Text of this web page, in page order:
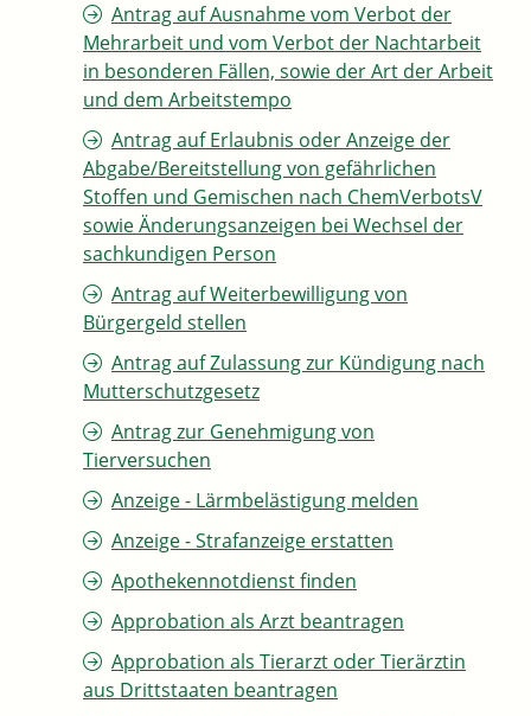
Antrag auf Ausnahme vom Verbot der
Mehrarbeit und vom Verbot der Nachtarbeit
in besonderen Fällen, sowie der Art der Arbeit
und dem Arbeitstempo
Antrag auf Erlaubnis oder Anzeige der
Abgabe/Bereitstellung von gefährlichen
Stoffen und Gemischen nach ChemVerbotsV
sowie Änderungsanzeigen bei Wechsel der
sachkundigen Person
Antrag auf Weiterbewilligung von
Bürgergeld stellen
Antrag auf Zulassung zur Kündigung nach
Mutterschutzgesetz
Antrag zur Genehmigung von
Tierversuchen
Anzeige - Lärmbelästigung melden
Anzeige - Strafanzeige erstatten
Apothekennotdienst finden
Approbation als Arzt beantragen
Approbation als Tierarzt oder Tierärztin
aus Drittstaaten beantragen